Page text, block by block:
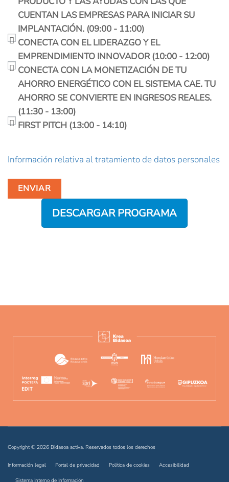
CUENTAN LAS EMPRESAS PARA INICIAR SU
IMPLANTACIÓN. (09:00 - 11:00)
CONECTA CON EL LIDERAZGO Y EL
EMPRENDIMIENTO INNOVADOR (10:00 - 12:00)
CONECTA CON LA MONETIZACIÓN DE TU
AHORRO ENERGÉTICO CON EL SISTEMA CAE. TU
AHORRO SE CONVIERTE EN INGRESOS REALES.
(11:30 - 13:00)
FIRST PITCH (13:00 - 14:10)
Información relativa al tratamiento de datos personales
ENVIAR
DESCARGAR PROGRAMA
Copyright © 2026 Bidasoa activa. Reservados todos los derechos
Información legal Portal de privacidad Política de cookies Accesibilidad
Sistema Interno de Información